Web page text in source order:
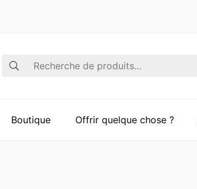
Recherche
Boutique Offrir quelque chose ?